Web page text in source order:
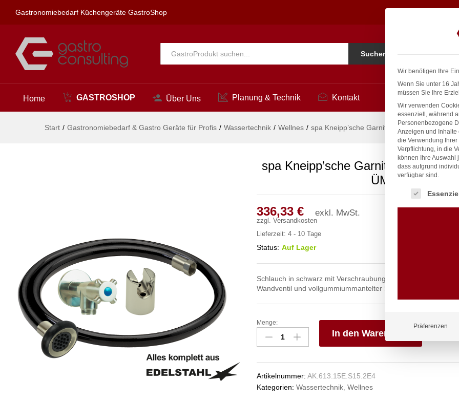
Gastronomiebedarf Küchengeräte GastroShop
Alle Suchen
Home GASTROSHOP Über Uns Planung & Technik Kontakt
Start / Gastronomiebedarf & Gastro Geräte für Profis / Wassertechnik / Wellnes / spa Kneipp’sche Garnitur 3/4″ Ø 27mm 3/4″
spa Kneipp’sche Garnitur 3/4″ Ø
ÜM
336,33 € exkl. MwSt.
zzgl. Versandkosten
Lieferzeit: 4 - 10 Tage
Status: Auf Lager
Schlauch in schwarz mit Verschraubungen aus Edelstahl mit
Wandventil und vollgummiummantelter Siebstrahldüse
spa
Kneipp'sche
Garnitur
27mm
3/4"
Menge:
In den Warenkorb
Artikelnummer: AK.613.15E.S15.2E4
Kategorien: Wassertechnik, Wellnes
Beschreibung
Wir benötigen Ihre
Wenn Sie unter 16
müssen Sie Ihre
Wir verwenden
essenziell, während
Personenbezogene
Anzeigen und Inhalte
die Verwendung
Verpflichtung, in die
können Ihre Auswahl
dass aufgrund
verfügbar sind.
Es folgt eine
Präferenzen